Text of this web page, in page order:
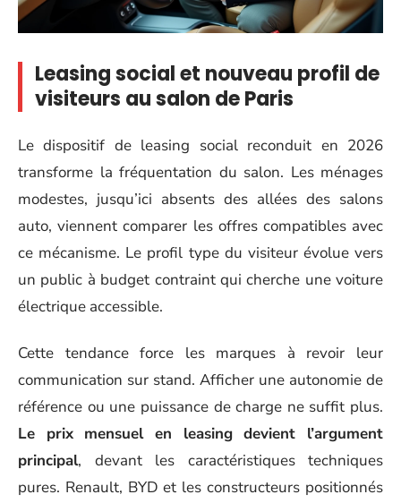
Leasing social et nouveau profil de
visiteurs au salon de Paris
Le dispositif de leasing social reconduit en 2026
transforme la fréquentation du salon. Les ménages
modestes, jusqu’ici absents des allées des salons
auto, viennent comparer les offres compatibles avec
ce mécanisme. Le profil type du visiteur évolue vers
un public à budget contraint qui cherche une voiture
électrique accessible.
Cette tendance force les marques à revoir leur
communication sur stand. Afficher une autonomie de
référence ou une puissance de charge ne suffit plus.
Le prix mensuel en leasing devient l’argument
principal, devant les caractéristiques techniques
pures. Renault, BYD et les constructeurs positionnés